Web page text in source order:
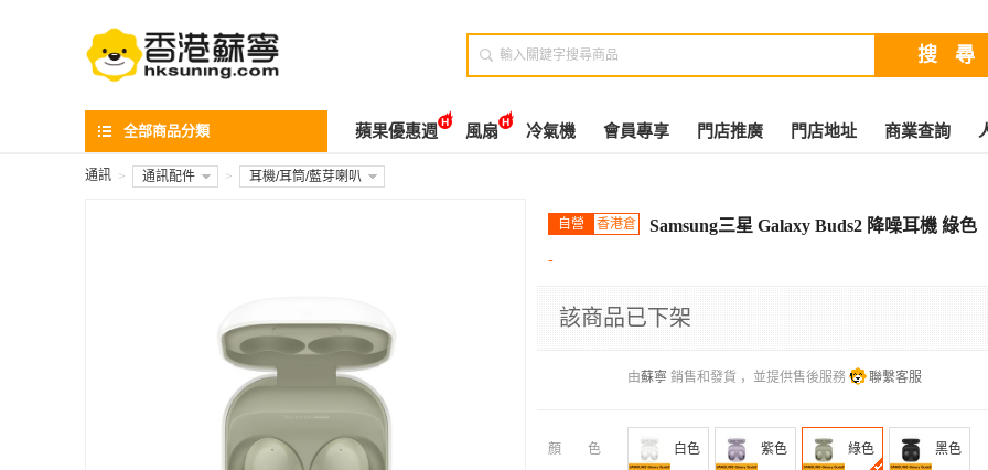

全部商品分類 蘋果優惠週 風扇 冷氣機 會員專享 門店推廣 門店地址 商業查詢
通訊 > 通訊配件 > 耳機/耳筒/藍芽喇叭
自營 香港倉 Samsung三星 Galaxy Buds2 降噪耳機 綠色
-
該商品已下架
由蘇寧 銷售和發貨 ，並提供售後服務 聯繫客服
顏色 白色 紫色 綠色 黑色